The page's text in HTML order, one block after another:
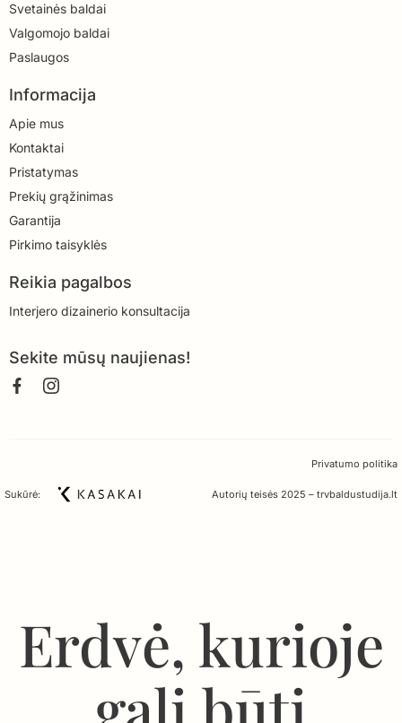
Svetainės baldai
Valgomojo baldai
Paslaugos
Informacija
Apie mus
Kontaktai
Pristatymas
Prekių grąžinimas
Garantija
Pirkimo taisyklės
Reikia pagalbos
Interjero dizainerio konsultacija
Sekite mūsų naujienas!
Privatumo politika
Sukūrė: Autorių teisės 2025 – trvbaldustudija.lt
Erdvė, kurioje